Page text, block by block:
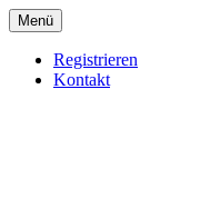
Menü
Registrieren
Kontakt